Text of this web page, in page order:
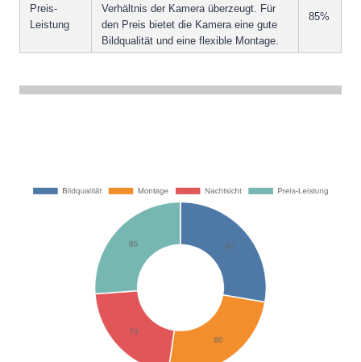
Preis-
Leistung
Verhältnis der Kamera überzeugt. Für
den Preis bietet die Kamera eine gute
Bildqualität und eine flexible Montage.
85%